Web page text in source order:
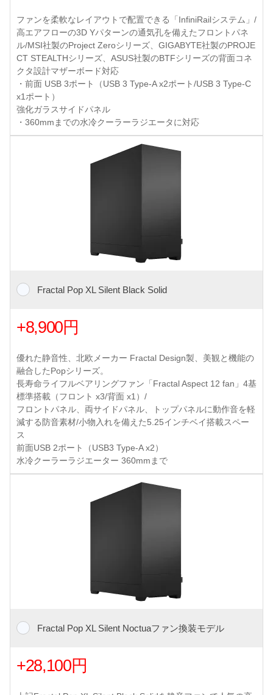
ファンを柔軟なレイアウトで配置できる「InfiniRailシステム」/
高エアフローの3D Yパターンの通気孔を備えたフロントパネ
ル/MSI社製のProject Zeroシリーズ、GIGABYTE社製のPROJE
CT STEALTHシリーズ、ASUS社製のBTFシリーズの背面コネ
クタ設計マザーボード対応
・前面 USB 3ポート（USB 3 Type-A x2ポート/USB 3 Type-C
x1ポート）
強化ガラスサイドパネル
・360mmまでの水冷クーラーラジエータに対応
Fractal Pop XL Silent Black Solid
+8,900円
優れた静音性、北欧メーカー Fractal Design製、美観と機能の
融合したPopシリーズ。
長寿命ライフルベアリングファン「Fractal Aspect 12 fan」4基
標準搭載（フロント x3/背面 x1）/
フロントパネル、両サイドパネル、トップパネルに動作音を軽
減する防音素材/小物入れを備えた5.25インチベイ搭載スペー
ス
前面USB 2ポート（USB3 Type-A x2）
水冷クーラーラジエーター 360mmまで
Fractal Pop XL Silent Noctuaファン換装モデル
+28,100円